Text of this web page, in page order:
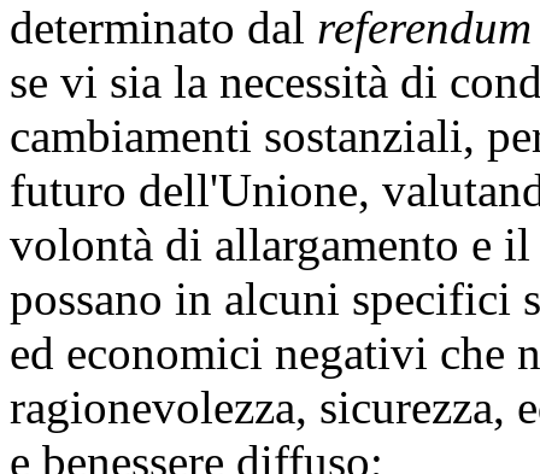
determinato dal referendum
se vi sia la necessità di
cambiamenti sostanziali,
futuro dell'Unione,
volontà di allargamento e
possano in alcuni specifici
ed economici negativi che
ragionevolezza, sicurezza,
e benessere diffuso;